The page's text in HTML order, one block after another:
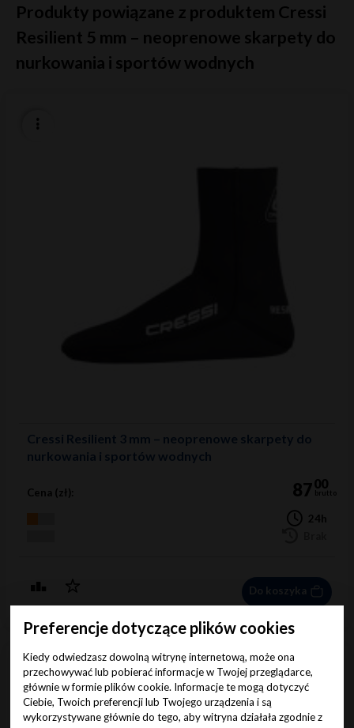
Preferencje dotyczące plików cookies
Kiedy odwiedzasz dowolną witrynę internetową, może ona
przechowywać lub pobierać informacje w Twojej przeglądarce,
głównie w formie plików cookie. Informacje te mogą dotyczyć
Ciebie, Twoich preferencji lub Twojego urządzenia i są
wykorzystywane głównie do tego, aby witryna działała zgodnie z
Produkty powiązane z produktem Cressi
Resilient 5 mm – neoprenowe skarpety do
nurkowania i sportów wodnych
Cressi Resilient 3 mm – neoprenowe skarpety do
nurkowania i sportów wodnych
Cena (zł): 8700
brutto
24h
Do koszyka